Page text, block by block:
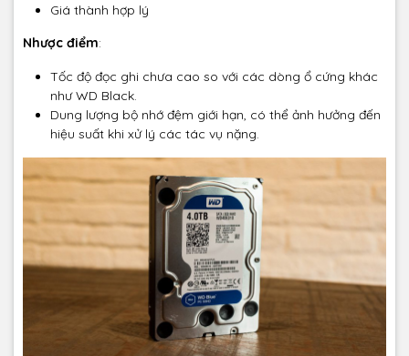
Giá thành hợp lý
Nhược điểm:
Tốc độ đọc ghi chưa cao so với các dòng ổ cứng khác
như WD Black.
Dung lượng bộ nhớ đệm giới hạn, có thể ảnh hưởng đến
hiệu suất khi xử lý các tác vụ nặng.